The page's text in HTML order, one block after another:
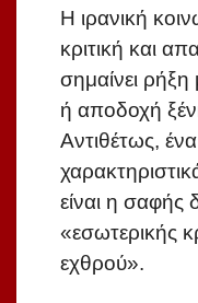
Η ιρανική
κριτική και
σημαίνει ρήξη
ή αποδοχή
Αντιθέτως,
είναι η σαφής
«εσωτερικής
εχθρού».